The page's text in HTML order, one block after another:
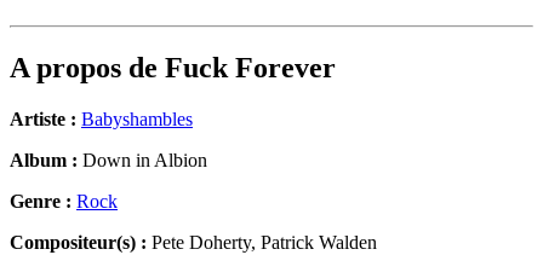
A propos de Fuck Forever
Artiste : Babyshambles
Album : Down in Albion
Genre : Rock
Compositeur(s) : Pete Doherty, Patrick Walden